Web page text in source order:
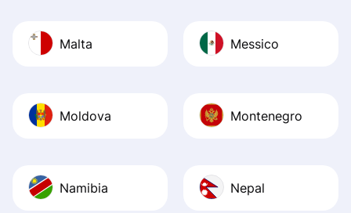
Malta Messico
Moldova Montenegro
Namibia Nepal